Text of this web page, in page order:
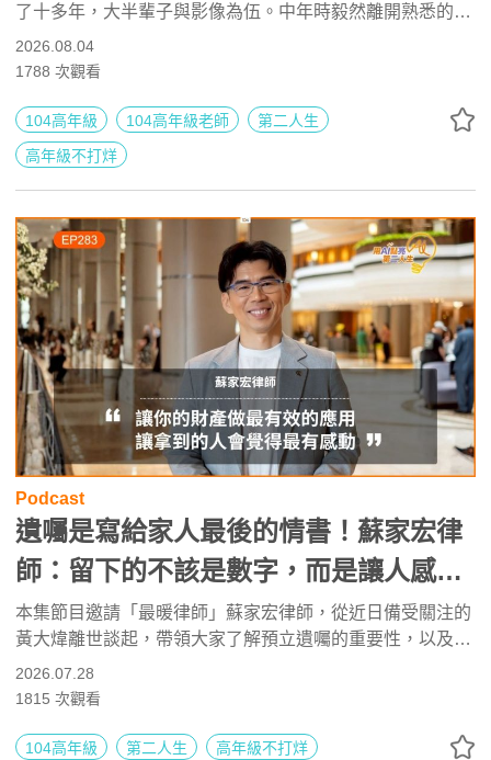
x 用 AI 點亮第二人生 EP284
了十多年，大半輩子與影像為伍。中年時毅然離開熟悉的職
場，他先前往中國發展，後因工作計畫中止返回台灣；面對
職涯轉折，他大可選擇回到最熟悉的電視圈，但他沒有。 洞
發，到社區大學開課教導熟齡朋友使用「傻瓜相機」，再一
路轉型至「手機攝影」，將過去的專業與時代趨勢完美結
合，成功創造出自己的新賽道。
2026.08.04
1788 次觀看
104高年級 104高年級老師
第二人生
高年級不打烊
Podcast
遺囑是寫給家人最後的情書！蘇家宏律
師：留下的不該是數字，而是讓人感動
的愛 ft. 恩典法律事務所創辦人 蘇家宏
律師 | 高年級不打烊 x 用 AI 點亮第二
人生 EP283
本集節目邀請「最暖律師」蘇家宏律師，從近日備受關注的
黃大煒離世談起，帶領大家了解預立遺囑的重要性，以及沒
有遺囑可能衍生的家庭衝突與法律問題。此外，近期引發討
論的遺產「特留分」當初設立的用意為何？為什麼在實務上
師也將將在節目中為大家進行深入淺出的分析。
2026.07.28
1815 次觀看
104高年級 第二人生 高年級不打烊